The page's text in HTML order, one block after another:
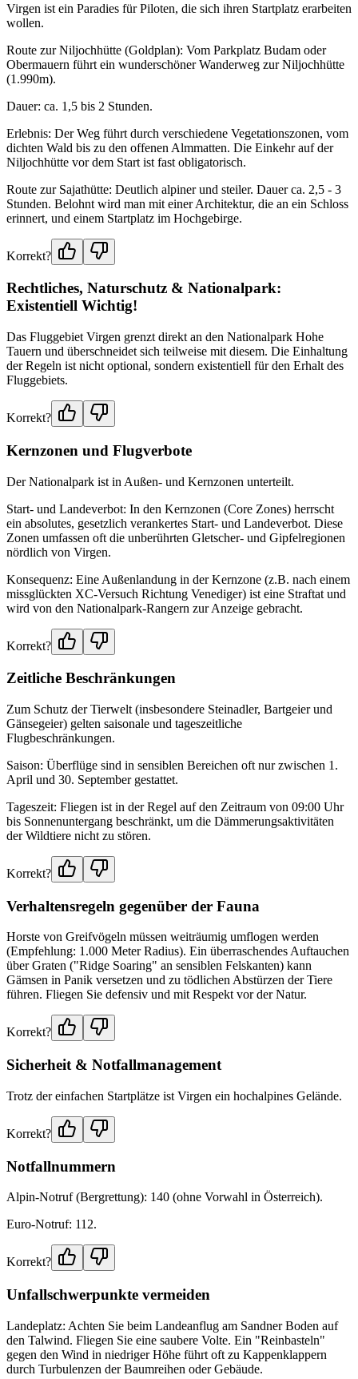
Virgen ist ein Paradies für Piloten, die sich ihren Startplatz erarbeiten
wollen.
Route zur Niljochhütte (Goldplan): Vom Parkplatz Budam oder
Obermauern führt ein wunderschöner Wanderweg zur Niljochhütte
(1.990m).
Dauer: ca. 1,5 bis 2 Stunden.
Erlebnis: Der Weg führt durch verschiedene Vegetationszonen, vom
dichten Wald bis zu den offenen Almmatten. Die Einkehr auf der
Niljochhütte vor dem Start ist fast obligatorisch.
Route zur Sajathütte: Deutlich alpiner und steiler. Dauer ca. 2,5 - 3
Stunden. Belohnt wird man mit einer Architektur, die an ein Schloss
erinnert, und einem Startplatz im Hochgebirge.
Korrekt?
Rechtliches, Naturschutz & Nationalpark:
Existentiell Wichtig!
Das Fluggebiet Virgen grenzt direkt an den Nationalpark Hohe
Tauern und überschneidet sich teilweise mit diesem. Die Einhaltung
der Regeln ist nicht optional, sondern existentiell für den Erhalt des
Fluggebiets.
Korrekt?
Kernzonen und Flugverbote
Der Nationalpark ist in Außen- und Kernzonen unterteilt.
Start- und Landeverbot: In den Kernzonen (Core Zones) herrscht
ein absolutes, gesetzlich verankertes Start- und Landeverbot. Diese
Zonen umfassen oft die unberührten Gletscher- und Gipfelregionen
nördlich von Virgen.
Konsequenz: Eine Außenlandung in der Kernzone (z.B. nach einem
missglückten XC-Versuch Richtung Venediger) ist eine Straftat und
wird von den Nationalpark-Rangern zur Anzeige gebracht.
Korrekt?
Zeitliche Beschränkungen
Zum Schutz der Tierwelt (insbesondere Steinadler, Bartgeier und
Gänsegeier) gelten saisonale und tageszeitliche
Flugbeschränkungen.
Saison: Überflüge sind in sensiblen Bereichen oft nur zwischen 1.
April und 30. September gestattet.
Tageszeit: Fliegen ist in der Regel auf den Zeitraum von 09:00 Uhr
bis Sonnenuntergang beschränkt, um die Dämmerungsaktivitäten
der Wildtiere nicht zu stören.
Korrekt?
Verhaltensregeln gegenüber der Fauna
Horste von Greifvögeln müssen weiträumig umflogen werden
(Empfehlung: 1.000 Meter Radius). Ein überraschendes Auftauchen
über Graten ("Ridge Soaring" an sensiblen Felskanten) kann
Gämsen in Panik versetzen und zu tödlichen Abstürzen der Tiere
führen. Fliegen Sie defensiv und mit Respekt vor der Natur.
Korrekt?
Sicherheit & Notfallmanagement
Trotz der einfachen Startplätze ist Virgen ein hochalpines Gelände.
Korrekt?
Notfallnummern
Alpin-Notruf (Bergrettung): 140 (ohne Vorwahl in Österreich).
Euro-Notruf: 112.
Korrekt?
Unfallschwerpunkte vermeiden
Landeplatz: Achten Sie beim Landeanflug am Sandner Boden auf
den Talwind. Fliegen Sie eine saubere Volte. Ein "Reinbasteln"
gegen den Wind in niedriger Höhe führt oft zu Kappenklappern
durch Turbulenzen der Baumreihen oder Gebäude.